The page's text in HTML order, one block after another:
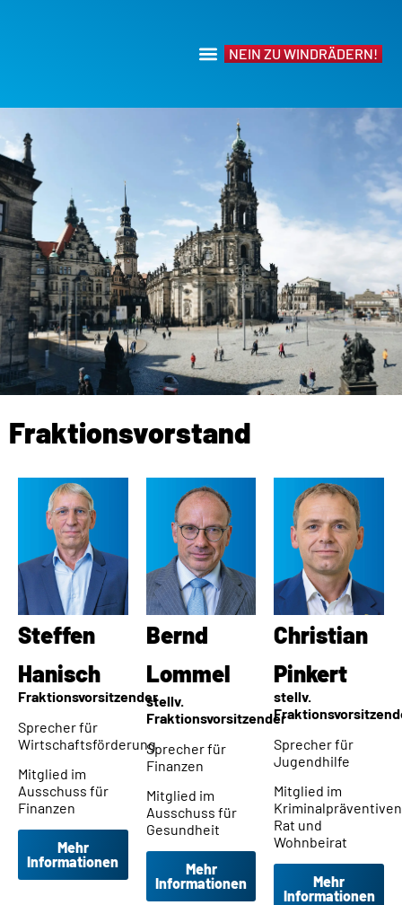
NEIN ZU WINDRÄDERN!
Fraktionsvorstand
Steffen
Hanisch​
Fraktionsvorsitzender
Sprecher für
Wirtschaftsförderung
Mitglied im
Ausschuss für
Finanzen
Mehr
Informationen
Bernd
Lommel
stellv.
Fraktionsvorsitzender
Sprecher für
Finanzen
Mitglied im
Ausschuss für
Gesundheit
Mehr
Informationen
Christian
Pinkert​
stellv.
Sprecher für
Jugendhilfe
Mitglied im
Kriminalpräventiven
Rat und
Wohnbeirat
Mehr
Informationen